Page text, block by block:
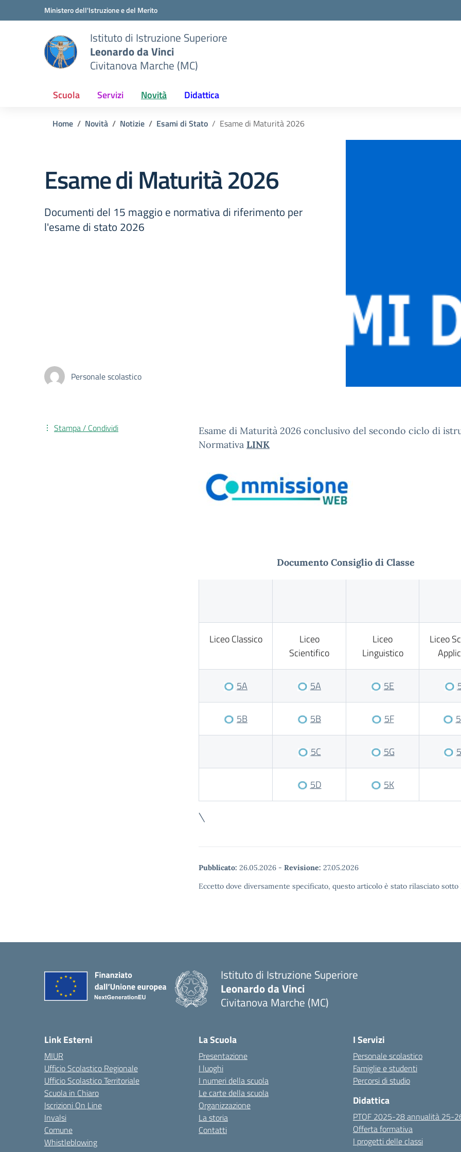
Vai ai contenuti
Vai al menu di navigazioneMinistero dell'Istruzione e del Merito
Istituto di Istruzione Superiore
Leonardo da Vinci
Civitanova Marche (MC)
Scuola Servizi Novità Didattica
Home Novità Notizie Esami di Stato Esame di Maturità 2026
Esame di Maturità 2026
Documenti del 15 maggio e normativa di riferimento per
l'esame di stato 2026
Personale scolastico
Esame di Maturità 2026 conclusivo del secondo ciclo di
Normativa LINK
Documento Consiglio di Classe
Liceo Classico
Liceo
Scientifico
Liceo
Linguistico
Liceo
5A 5A 5E
5B 5B 5F
5C 5G
5D 5K
\
Pubblicato: 26.05.2026 - Revisione: 27.05.2026
Eccetto dove diversamente specificato, questo articolo è stato rilasciato
Stampa / Condividi
Istituto di Istruzione Superiore
Leonardo da Vinci
Civitanova Marche (MC)
Link Esterni
MIUR
Ufficio Scolastico Regionale
Ufficio Scolastico Territoriale
Scuola in Chiaro
Iscrizioni On Line
Invalsi
Comune
Whistleblowing
La Scuola
Presentazione
I luoghi
I numeri della scuola
Le carte della scuola
Organizzazione
La storia
Contatti
I Servizi
Personale scolastico
Famiglie e studenti
Percorsi di studio
Didattica
PTOF 2025-28 annualità 25-
Offerta formativa
I progetti delle classi